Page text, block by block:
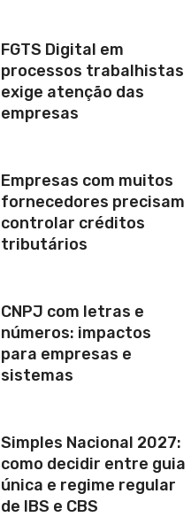
FGTS Digital em
processos trabalhistas
exige atenção das
empresas
Empresas com muitos
fornecedores precisam
controlar créditos
tributários
CNPJ com letras e
números: impactos
para empresas e
sistemas
Simples Nacional 2027:
como decidir entre guia
única e regime regular
de IBS e CBS